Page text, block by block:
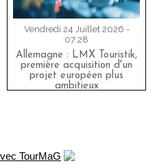
Vendredi 24 Juillet 2026 -
07:28
Allemagne : LMX Touristik,
première acquisition d'un
projet européen plus
ambitieux